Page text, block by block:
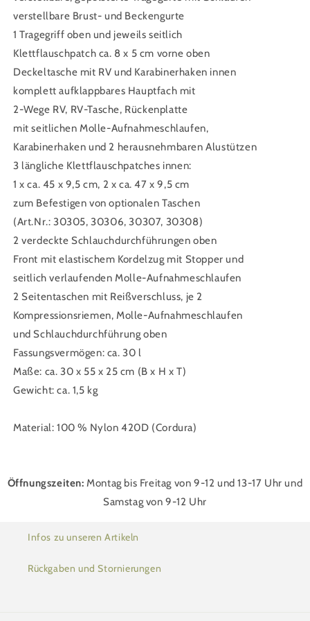
verstellbare Brust- und Beckengurte
1 Tragegriff oben und jeweils seitlich
Klettflauschpatch ca. 8 x 5 cm vorne oben
Deckeltasche mit RV und Karabinerhaken innen
komplett aufklappbares Hauptfach mit
2-Wege RV, RV-Tasche, Rückenplatte
mit seitlichen Molle-Aufnahmeschlaufen,
Karabinerhaken und 2 herausnehmbaren Alustützen
3 längliche Klettflauschpatches innen:
1 x ca. 45 x 9,5 cm, 2 x ca. 47 x 9,5 cm
zum Befestigen von optionalen Taschen
(Art.Nr.: 30305, 30306, 30307, 30308)
2 verdeckte Schlauchdurchführungen oben
Front mit elastischem Kordelzug mit Stopper und
seitlich verlaufenden Molle-Aufnahmeschlaufen
2 Seitentaschen mit Reißverschluss, je 2
Kompressionsriemen, Molle-Aufnahmeschlaufen
und Schlauchdurchführung oben
Fassungsvermögen: ca. 30 l
Maße: ca. 30 x 55 x 25 cm (B x H x T)
Gewicht: ca. 1,5 kg
Material: 100 % Nylon 420D (Cordura)
Öffnungszeiten: Montag bis Freitag von 9-12 und 13-17 Uhr und
Samstag von 9-12 Uhr
Infos zu unseren Artikeln
Rückgaben und Stornierungen